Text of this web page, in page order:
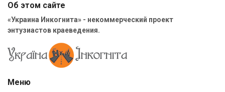
Об этом сайте
«Украина Инкогнита» - некоммерческий проект
энтузиастов краеведения.
Меню